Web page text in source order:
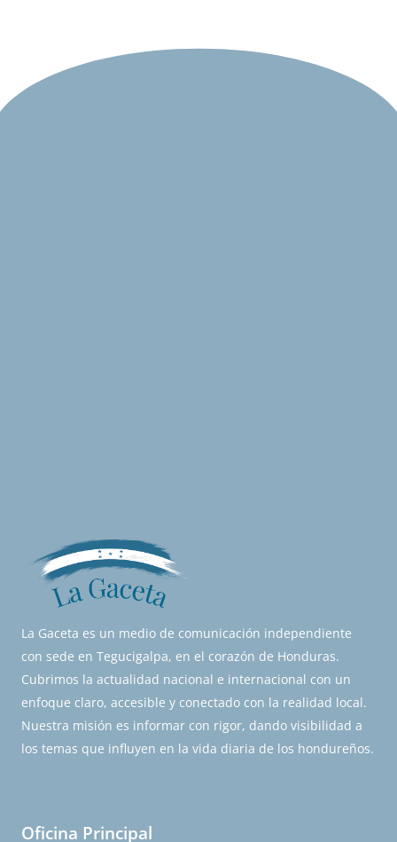
La Gaceta es un medio de comunicación independiente
con sede en Tegucigalpa, en el corazón de Honduras.
Cubrimos la actualidad nacional e internacional con un
enfoque claro, accesible y conectado con la realidad local.
Nuestra misión es informar con rigor, dando visibilidad a
los temas que influyen en la vida diaria de los hondureños.
Oficina Principal